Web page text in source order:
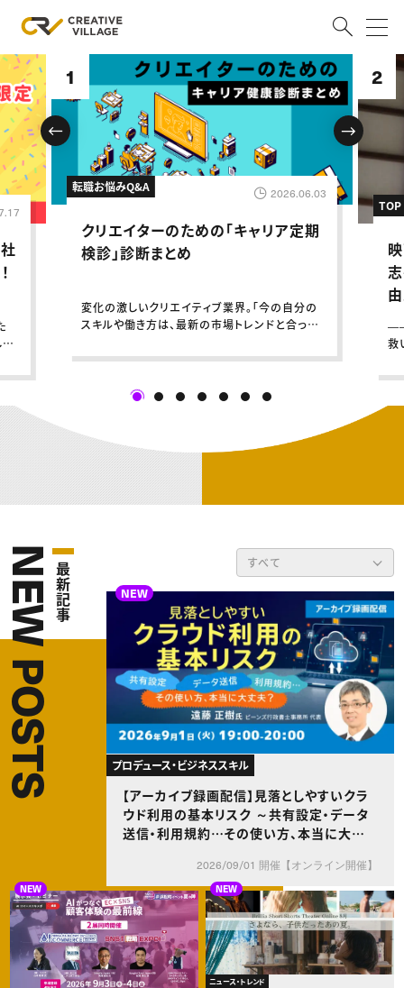
ACCOUNT
ログイン
RECRUIT
クリエイター求人を探す
CREATIVE JOB求人検索
特集求人
スキルアップしたい！
スキルアップしたい！ トップ
デザイン
動画配信・映像制作
編集・ライティング
マーケティング
業界解説・キャリア事情
TOP Creator’s コラム
TOP Creator’s コラム トップ
Webクリエイター
アプリクリエイター
ゲームクリエイター
映像クリエイター
C＆R Magazine
セミナー
ニュース・トレンド
ニュース・トレンド トップ
ゲーム・エンタメ
広告
出版
CREATIVE VILLAGEからのお知らせ
プロフェッショナル×つながる×メディア
員
1
転職お悩みQ&A 2026.06.03
クリエイターのための「キャリア定期
検診」診断まとめ
変化の激しいクリエイティブ業界。「今の自分の
スキルや働き方は、最新の市場トレンドと合って
せんか？すぐに動く予定がなくても、定期的に自
2
――
救
っ
NEW POSTS最新記事
すべて
NEW
プロデュース・ビジネススキル
【アーカイブ録画配信】見落としやすいクラ
ウド利用の基本リスク ～共有設定・データ
送信・利用規約…その使い方、本当に大丈
2026/09/01 開催【オンライン開催】
NEW NEW
ニュース・トレンド